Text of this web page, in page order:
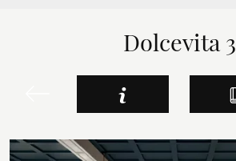
Dolcevita 3